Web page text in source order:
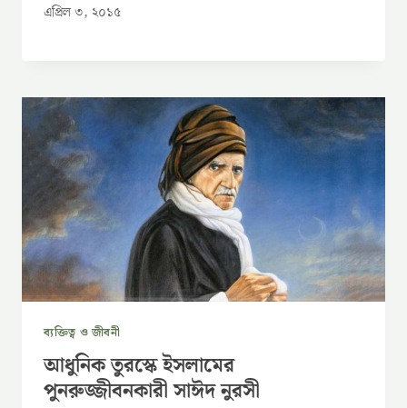
এপ্রিল ৩, ২০১৫
ব্যক্তিত্ব ও জীবনী
আধুনিক তুরস্কে ইসলামের
পুনরুজ্জীবনকারী সাঈদ নুরসী